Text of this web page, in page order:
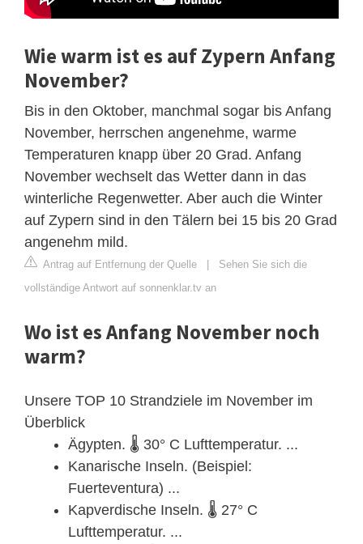
Wie warm ist es auf Zypern Anfang
November?
Bis in den Oktober, manchmal sogar bis Anfang
November, herrschen angenehme, warme
Temperaturen knapp über 20 Grad. Anfang
November wechselt das Wetter dann in das
winterliche Regenwetter. Aber auch die Winter
auf Zypern sind in den Tälern bei 15 bis 20 Grad
angenehm mild.
Antrag auf Entfernung der Quelle | Sehen Sie sich die
vollständige Antwort auf sonnenklar.tv an
Wo ist es Anfang November noch
warm?
Unsere TOP 10 Strandziele im November im
Überblick
Ägypten. 🌡 30° C Lufttemperatur. ...
Kanarische Inseln. (Beispiel:
Fuerteventura) ...
Kapverdische Inseln. 🌡 27° C
Lufttemperatur. ...